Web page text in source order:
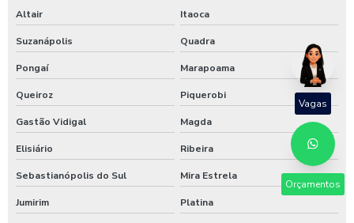
Altair Itaoca
Suzanápolis Quadra
Pongaí Marapoama
Queiroz Piquerobi
Gastão Vidigal Magda
Elisiário Ribeira
Sebastianópolis do Sul Mira Estrela
Jumirim Platina
Orçamentos
Vagas